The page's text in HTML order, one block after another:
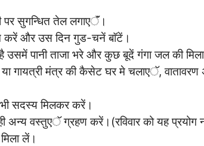
पर सुगन्धित तेल लगाएॅं।
करें और उस दिन गुड-चनें बाॅटें।
पानी ताजा भरे और कुछ बूदें गंगा जल की
गायत्री मंत्र की कैसेट घर मे चलाएॅ, वातावरण
सदस्य मिलकर करें।
अन्य वस्तुएॅ ग्रहण करें।(रविवार को यह प्रयोग
लें।